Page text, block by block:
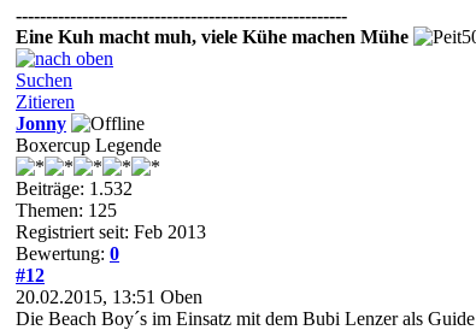
-------------------------------------------------------
Eine Kuh macht muh, viele Kühe machen Mühe
Suchen
Zitieren
Jonny
Boxercup Legende
Beiträge: 1.532
Themen: 125
Registriert seit: Feb 2013
Bewertung: 0
#12
20.02.2015, 13:51 Oben
Die Beach Boy´s im Einsatz mit dem Bubi Lenzer als Guide